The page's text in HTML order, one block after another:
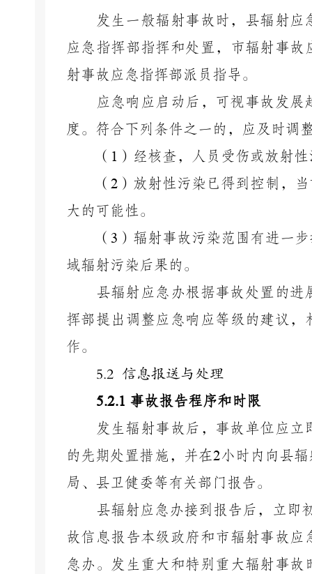
发生一般辐射事故时，县辐射
应急指挥部指挥和处置，市辐射事
射事故应急指挥部派员指导。
应急响应启动后，可视事故发
度。符合下列条件之一的，应及时调
（ 1 ）经核查，人员受伤或放射
（ 2 ）放射性污染已得到控制，
大的可能性。
（ 3 ）辐射事故污染范围有进一
域辐射污染后果的。
县辐射应急办根据事故处置的
挥部提出调整应急响应等级的建议
作。
5.2 信息报送与处理
5.2.1 事故报告程序和时限
发生辐射事故后，事故单位应
的先期处置措施，并在2小时内向县
局、县卫健委等有关部门报告。
县辐射应急办接到报告后，立即
故信息报告本级政府和市辐射事故
急办。发生重大和特别重大辐射事